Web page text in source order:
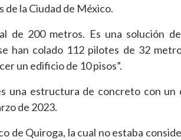
de la Ciudad de México.
de 200 metros. Es una solución
han colado 112 pilotes de 32
un edificio de 10 pisos”.
una estructura de concreto con un
de 2023.
de Quiroga, la cual no estaba